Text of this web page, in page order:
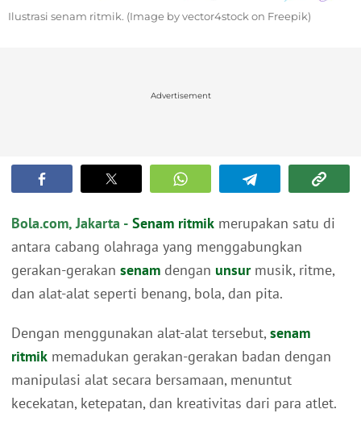
Ilustrasi senam ritmik. (Image by vector4stock on Freepik)
Advertisement
Bola.com, Jakarta - Senam ritmik merupakan satu di
antara cabang olahraga yang menggabungkan
gerakan-gerakan senam dengan unsurmusik, ritme,
dan alat-alat seperti benang, bola, dan pita.
Dengan menggunakan alat-alat tersebut, senam
ritmik memadukan gerakan-gerakan badan dengan
manipulasi alat secara bersamaan, menuntut
kecekatan, ketepatan, dan kreativitas dari para atlet.